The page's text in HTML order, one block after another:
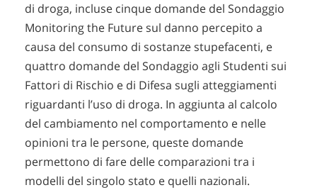
di droga, incluse cinque domande del Sondaggio
Monitoring the Future sul danno percepito a
causa del consumo di sostanze stupefacenti, e
quattro domande del Sondaggio agli Studenti sui
Fattori di Rischio e di Difesa sugli atteggiamenti
riguardanti l’uso di droga. In aggiunta al calcolo
del cambiamento nel comportamento e nelle
opinioni tra le persone, queste domande
permettono di fare delle comparazioni tra i
modelli del singolo stato e quelli nazionali.